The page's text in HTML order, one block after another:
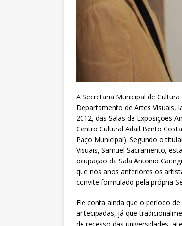
A Secretaria Municipal de
Departamento de Artes Visuais,
2012, das Salas de Exposições
Centro Cultural Adail Bento
Paço Municipal). Segundo o
Visuais, Samuel Sacramento,
ocupação da Sala Antonio
que nos anos anteriores os
convite formulado pela própria
Ele conta ainda que o período
antecipadas, já que
de recesso das universidades,